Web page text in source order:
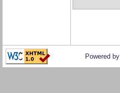
Powered by